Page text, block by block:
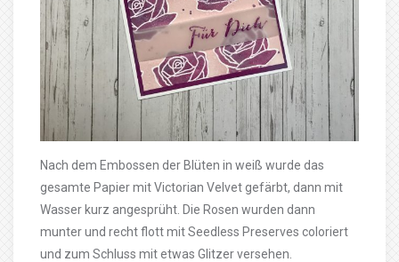
Nach dem Embossen der Blüten in weiß wurde das
gesamte Papier mit Victorian Velvet gefärbt, dann mit
Wasser kurz angesprüht. Die Rosen wurden dann
munter und recht flott mit Seedless Preserves coloriert
und zum Schluss mit etwas Glitzer versehen.